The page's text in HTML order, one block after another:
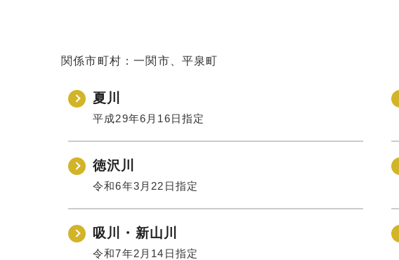
関係市町村：一関市、平泉町
夏川
平成29年6月16日指定
徳沢川
令和6年3月22日指定
吸川・新山川
令和7年2月14日指定